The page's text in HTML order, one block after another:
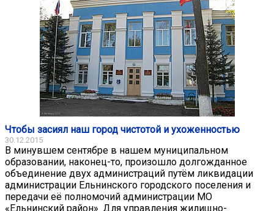
Чтобы засиял наш город чистотой и ухоженностью
30.12.2015
В минувшем сентябре в нашем муниципальном
образовании, наконец-то, произошло долгожданное
объединение двух администраций путём ликвидации
администрации Ельнинского городского поселения и
передачи её полномочий администрации МО
«Ельнинский район». Для управления жилищно-